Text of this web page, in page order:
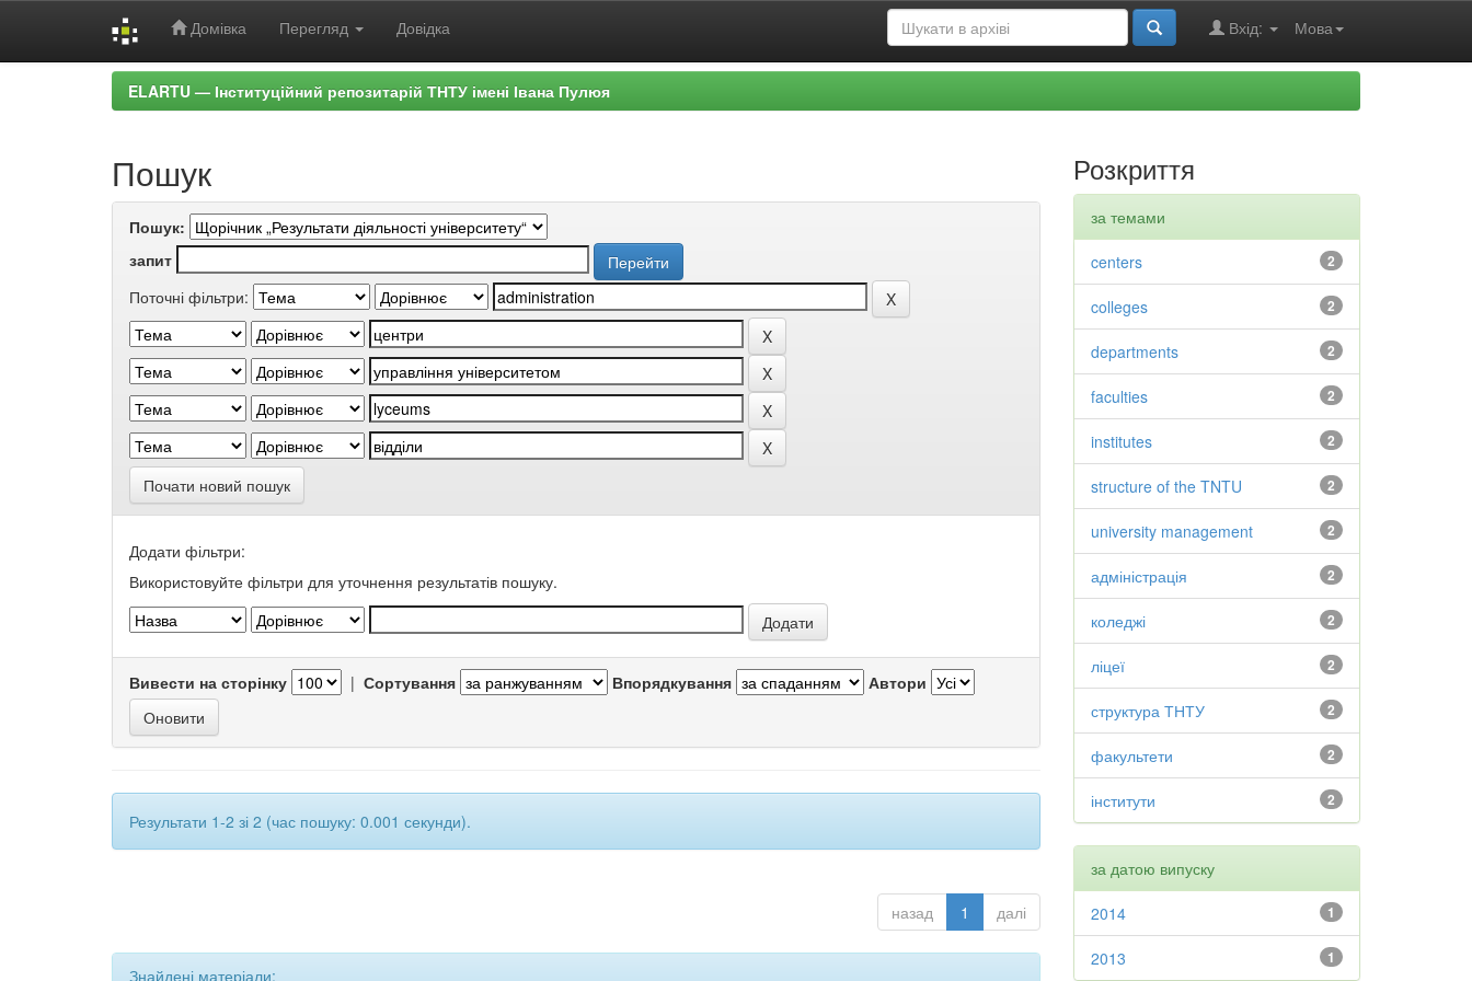
Домівка Перегляд Довідка Мова
Вхід:
ELARTU — Інституційний репозитарій ТНТУ імені Івана Пулюя
Пошук
Пошук:
запит
Поточні фільтри:
Почати новий пошук
Додати фільтри:
Використовуйте фільтри для уточнення результатів пошуку.
Вивести на сторінку | Сортування Впорядкування Автори
Результати 1-2 зі 2 (час пошуку: 0.001 секунди).
назад 1 далі
Знайдені матеріали:
Розкриття
за темами
2
centers
2
colleges
2
departments
2
faculties
2
institutes
2
structure of the TNTU
2
university management
2
адміністрація
2
коледжі
2
ліцеї
2
структура ТНТУ
2
факультети
2
інститути
за датою випуску
1
2014
1
2013